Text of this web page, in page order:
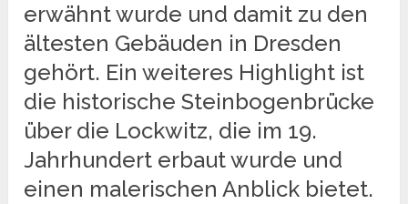
erwähnt wurde und damit zu den
ältesten Gebäuden in Dresden
gehört. Ein weiteres Highlight ist
die historische Steinbogenbrücke
über die Lockwitz, die im 19.
Jahrhundert erbaut wurde und
einen malerischen Anblick bietet.